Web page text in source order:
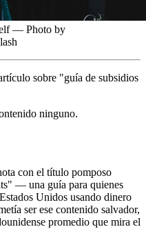
— Photo by
sobre "guía de subsidios
ninguno.
con el título pomposo
— una guía para quienes
Unidos usando dinero
ser ese contenido salvador,
promedio que mira el